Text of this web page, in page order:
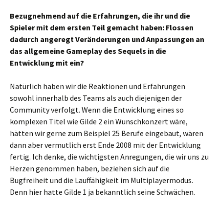
Bezugnehmend auf die Erfahrungen, die ihr und die
Spieler mit dem ersten Teil gemacht haben: Flossen
dadurch angeregt Veränderungen und Anpassungen an
das allgemeine Gameplay des Sequels in die
Entwicklung mit ein?
Natürlich haben wir die Reaktionen und Erfahrungen
sowohl innerhalb des Teams als auch diejenigen der
Community verfolgt. Wenn die Entwicklung eines so
komplexen Titel wie Gilde 2 ein Wunschkonzert wäre,
hätten wir gerne zum Beispiel 25 Berufe eingebaut, wären
dann aber vermutlich erst Ende 2008 mit der Entwicklung
fertig. Ich denke, die wichtigsten Anregungen, die wir uns zu
Herzen genommen haben, beziehen sich auf die
Bugfreiheit und die Lauffähigkeit im Multiplayermodus.
Denn hier hatte Gilde 1 ja bekanntlich seine Schwächen.